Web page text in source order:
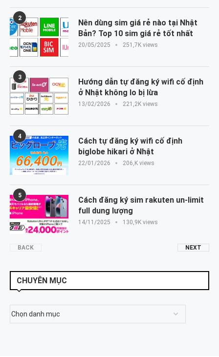
2
Nên dùng sim giá rẻ nào tại Nhật
Bản? Top 10 sim giá rẻ tốt nhất
20/05/2025 251,7K views
3
Hướng dẫn tự đăng ký wifi cố định
ở Nhật không lo bị lừa
13/02/2026 221,2K views
4
Cách tự đăng ký wifi cố định
biglobe hikari ở Nhật
22/01/2026 206,K views
5
Cách đăng ký sim rakuten un-limit
full dung lượng
14/11/2025 130,9K views
BACK NEXT
CHUYÊN MỤC